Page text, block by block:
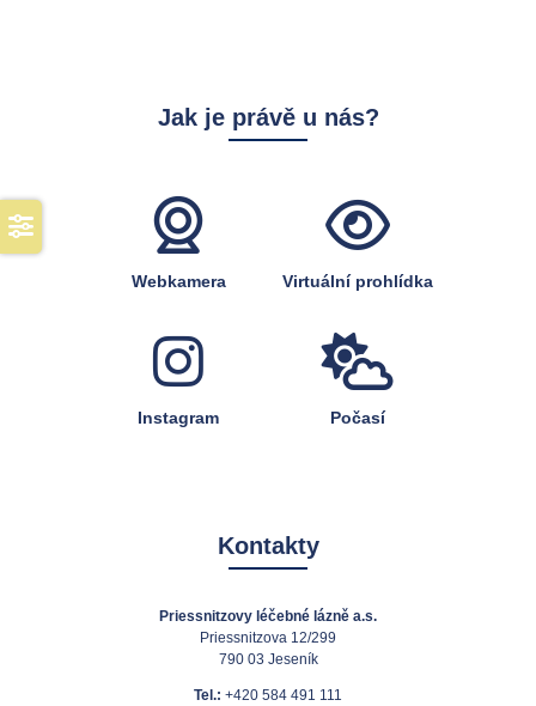
Jak je právě u nás?
Webkamera Virtuální prohlídka
Instagram Počasí
Kontakty
Priessnitzovy léčebné lázně a.s.
Priessnitzova 12/299
790 03 Jeseník
Tel.: +420 584 491 111